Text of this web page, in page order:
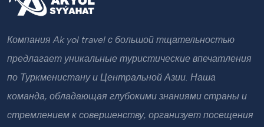
Компания Ak yol travel с большой тщательностью
предлагает уникальные туристические впечатления
по Туркменистану и Центральной Азии. Наша
команда, обладающая глубокими знаниями страны и
стремлением к совершенству, организует посещения